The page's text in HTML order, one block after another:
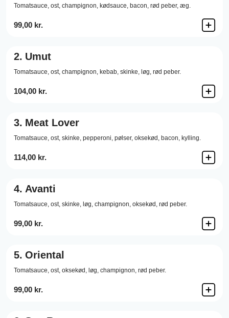
Tomatsauce, ost, champignon, kødsauce, bacon, rød peber, æg.
99,00 kr.
2. Umut
Tomatsauce, ost, champignon, kebab, skinke, løg, rød peber.
104,00 kr.
3. Meat Lover
Tomatsauce, ost, skinke, pepperoni, pølser, oksekød, bacon, kylling.
114,00 kr.
4. Avanti
Tomatsauce, ost, skinke, løg, champignon, oksekød, rød peber.
99,00 kr.
5. Oriental
Tomatsauce, ost, oksekød, løg, champignon, rød peber.
99,00 kr.